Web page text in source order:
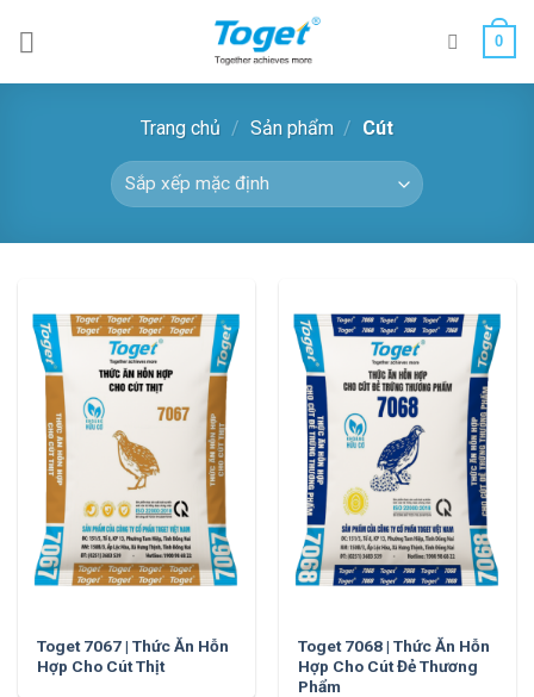
0
Trang chủ / Sản phẩm / Cút
Toget 7067 | Thức Ăn Hỗn
Hợp Cho Cút Thịt
Toget 7068 | Thức Ăn Hỗn
Hợp Cho Cút Đẻ Thương
Phẩm